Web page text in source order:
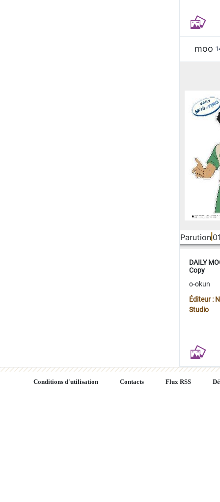
moo
Parution
DAILY
Copy
o-okun
Éditeur :
Studio
Conditions d'utilisation Contacts Flux RSS